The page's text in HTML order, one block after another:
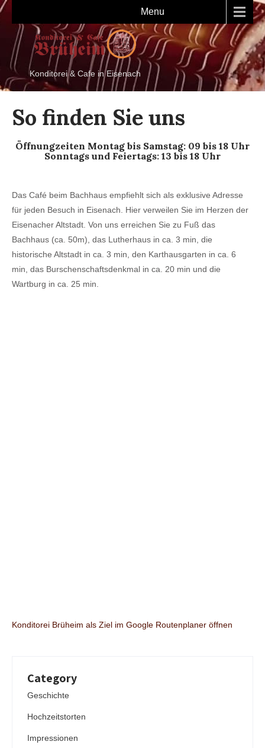
Konditorei & Cafe in Eisenach
Menu
So finden Sie uns
Öffnungzeiten Montag bis Samstag: 09 bis 18 Uhr
Sonntags und Feiertags: 13 bis 18 Uhr
Das Café beim Bachhaus empfiehlt sich als exklusive Adresse
für jeden Besuch in Eisenach. Hier verweilen Sie im Herzen der
Eisenacher Altstadt. Von uns erreichen Sie zu Fuß das
Bachhaus (ca. 50m), das Lutherhaus in ca. 3 min, die
historische Altstadt in ca. 3 min, den Karthausgarten in ca. 6
min, das Burschenschaftsdenkmal in ca. 20 min und die
Wartburg in ca. 25 min.
Konditorei Brüheim als Ziel im Google Routenplaner öffnen
Category
Geschichte
Hochzeitstorten
Impressionen